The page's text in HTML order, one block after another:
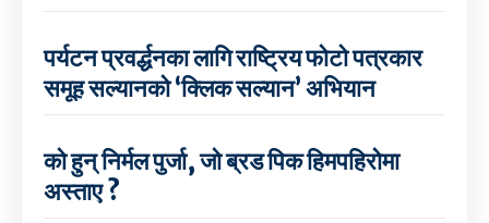
पर्यटन प्रवर्द्धनका लागि राष्ट्रिय फोटो पत्रकार
समूह सल्यानको ‘क्लिक सल्यान’ अभियान
को हुन् निर्मल पुर्जा, जो ब्रड पिक हिमपहिरोमा
अस्ताए ?